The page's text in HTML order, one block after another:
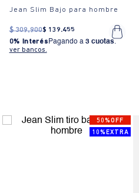
Jean Slim Bajo para hombre
$ 309.900$ 139.455
0% Interés Pagando a 3 cuotas.
ver bancos.
50%OFF
10%EXTRA